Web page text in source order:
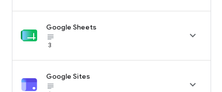
Google Sheets
subject_black
3

Google Sites
subject_black
